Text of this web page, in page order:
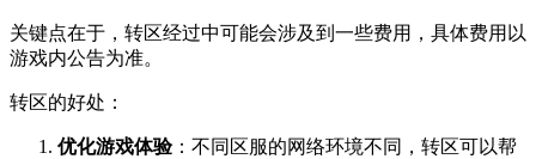
关键点在于，转区经过中可能会涉及到一些费用，具体费用以
游戏内公告为准。
转区的好处：
优化游戏体验：不同区服的网络环境不同，转区可以帮